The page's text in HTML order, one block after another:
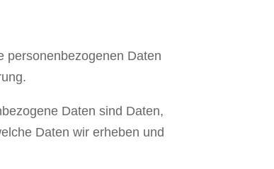
personenbezogenen Daten
Daten sind Daten,
Daten wir erheben und